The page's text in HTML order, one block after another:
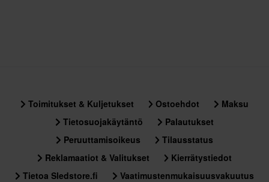
Toimitukset & Kuljetukset Ostoehdot
Maksu
Tietosuojakäytäntö
Palautukset
Peruuttamisoikeus
Tilausstatus
Reklamaatiot & Valitukset
Kierrätystiedot
Tietoa Sledstore.fi
Vaatimustenmukaisuusvakuutus